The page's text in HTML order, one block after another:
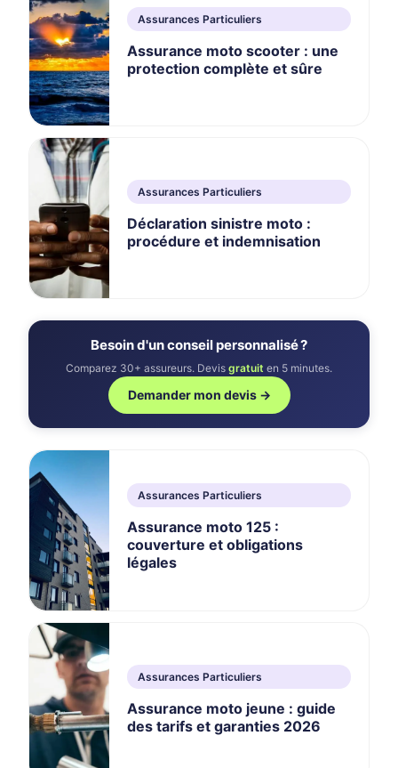
Assurances Particuliers
Assurance moto scooter : une
protection complète et sûre
Assurances Particuliers
Déclaration sinistre moto :
procédure et indemnisation
Besoin d'un conseil personnalisé ?
Comparez 30+ assureurs. Devis gratuit en 5 minutes.
Demander mon devis →
Assurances Particuliers
Assurance moto 125 :
couverture et obligations
légales
Assurances Particuliers
Assurance moto jeune : guide
des tarifs et garanties 2026